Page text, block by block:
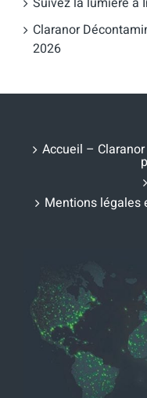
Claranor
2026
Accueil –
Mentions légales